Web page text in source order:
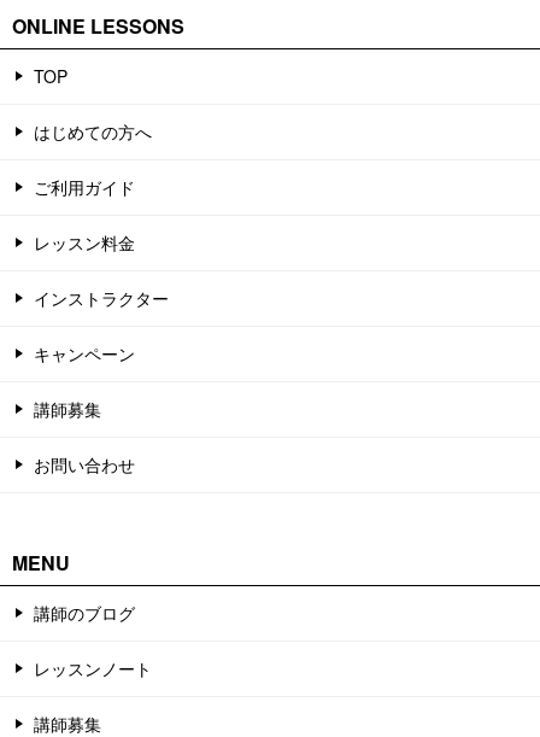
ONLINE LESSONS
TOP
はじめての方へ
ご利用ガイド
レッスン料金
インストラクター
キャンペーン
講師募集
お問い合わせ
MENU
講師のブログ
レッスンノート
講師募集